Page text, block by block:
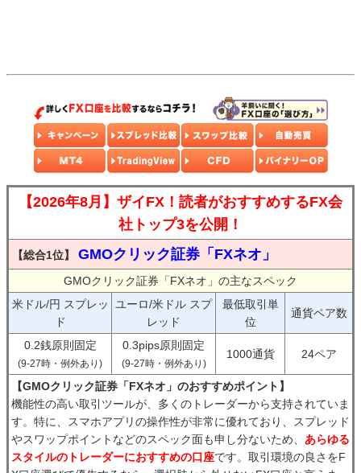
【2026年8月】ザイFX！読者がおすすめするFX会
社トップ3を公開！
【総合1位】 GMOクリック証券「FXネオ」
GMOクリック証券「FXネオ」の主なスペック
米ドル/円 スプレッ
ド
ユーロ/米ドル スプ
レッド
最低取引単
位
通貨ペア数
0.2銭原則固定
(9-27時・例外あり)
0.3pips原則固定
(9-27時・例外あり)
1000通貨 24ペア
【GMOクリック証券「FXネオ」のおすすめポイント】
機能性の高い取引ツールが、多くのトレーダーから支持されていま
す。特に、スマホアプリの操作性が非常に優れており、スプレッド
やスワップポイントなどのスペック面も申し分ないため、 あらゆる
スタイルのトレーダーにおすすめの口座です。取引環境の良さをF